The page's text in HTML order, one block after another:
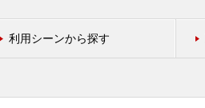
利用シーンから探す